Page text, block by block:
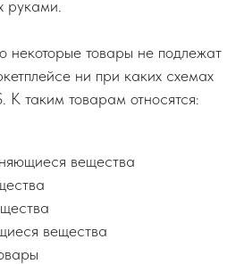
руками.
некоторые товары не подлежат
ни при каких схемах
К таким товарам относятся:
вещества
вещества